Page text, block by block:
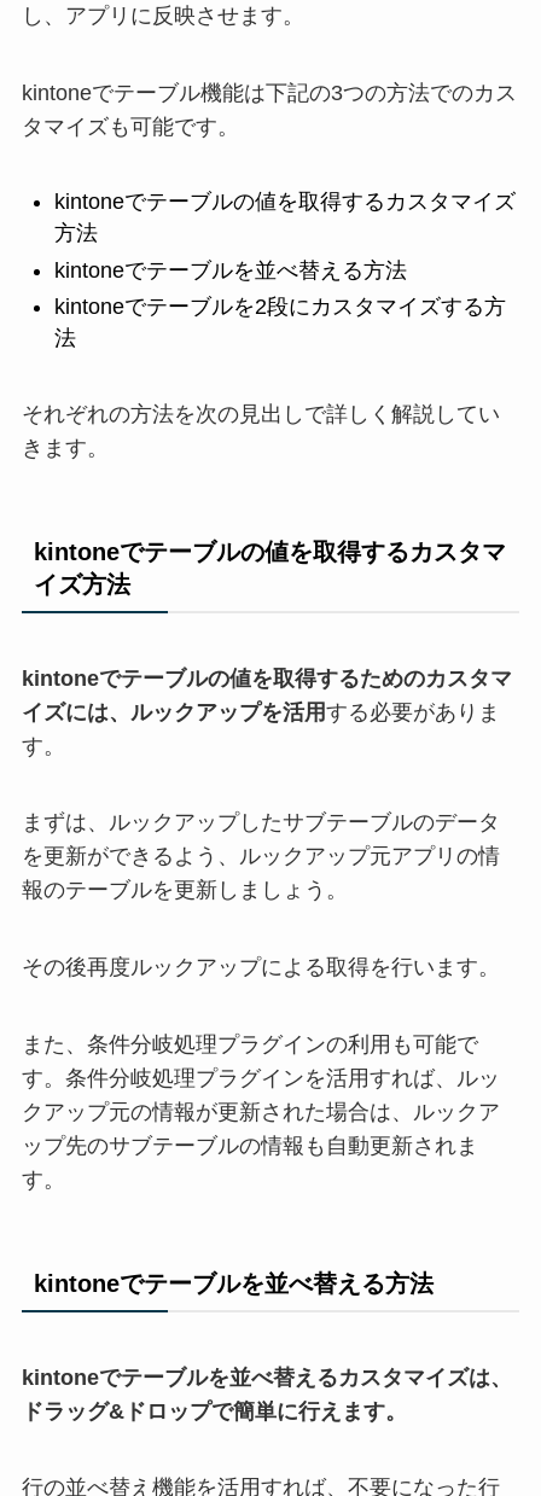
し、アプリに反映させます。
kintoneでテーブル機能は下記の3つの方法でのカス
タマイズも可能です。
kintoneでテーブルの値を取得するカスタマイズ
方法
kintoneでテーブルを並べ替える方法
kintoneでテーブルを2段にカスタマイズする方
法
それぞれの方法を次の見出しで詳しく解説してい
きます。
kintoneでテーブルの値を取得するカスタマ
イズ方法
kintoneでテーブルの値を取得するためのカスタマ
イズには、ルックアップを活用する必要がありま
す。
まずは、ルックアップしたサブテーブルのデータ
を更新ができるよう、ルックアップ元アプリの情
報のテーブルを更新しましょう。
その後再度ルックアップによる取得を行います。
また、条件分岐処理プラグインの利用も可能で
す。条件分岐処理プラグインを活用すれば、ルッ
クアップ元の情報が更新された場合は、ルックア
ップ先のサブテーブルの情報も自動更新されま
す。
kintoneでテーブルを並べ替える方法
kintoneでテーブルを並べ替えるカスタマイズは、
ドラッグ&ドロップで簡単に行えます。
行の並べ替え機能を活用すれば、不要になった行